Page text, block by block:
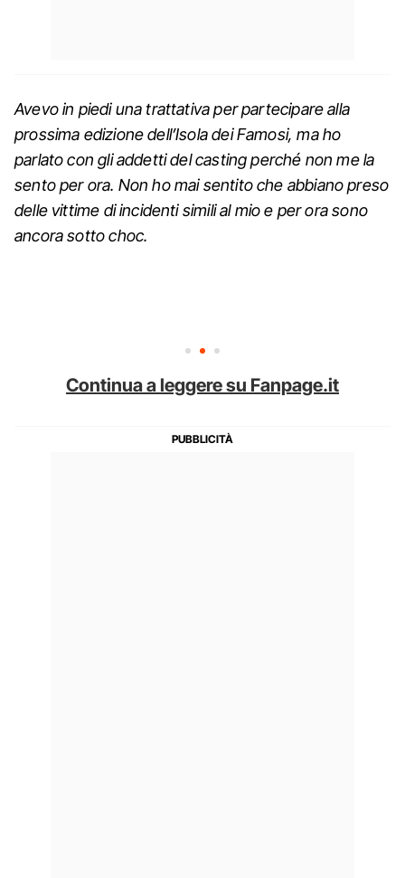
Avevo in piedi una trattativa per partecipare alla
prossima edizione dell’Isola dei Famosi, ma ho
parlato con gli addetti del casting perché non me la
sento per ora. Non ho mai sentito che abbiano preso
delle vittime di incidenti simili al mio e per ora sono
ancora sotto choc.
Continua a leggere su Fanpage.it